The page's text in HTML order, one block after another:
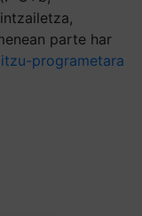
parte har
programetara